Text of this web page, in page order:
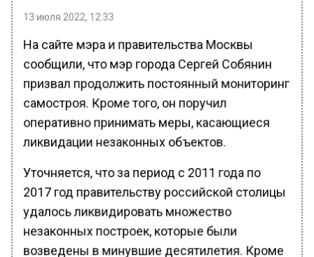
13 июля 2022, 12:33
На сайте мэра и правительства Москвы
сообщили, что мэр города Сергей Собянин
призвал продолжить постоянный мониторинг
самостроя. Кроме того, он поручил
оперативно принимать меры, касающиеся
ликвидации незаконных объектов.
Уточняется, что за период с 2011 года по
2017 год правительству российской столицы
удалось ликвидировать множество
незаконных построек, которые были
возведены в минувшие десятилетия. Кроме